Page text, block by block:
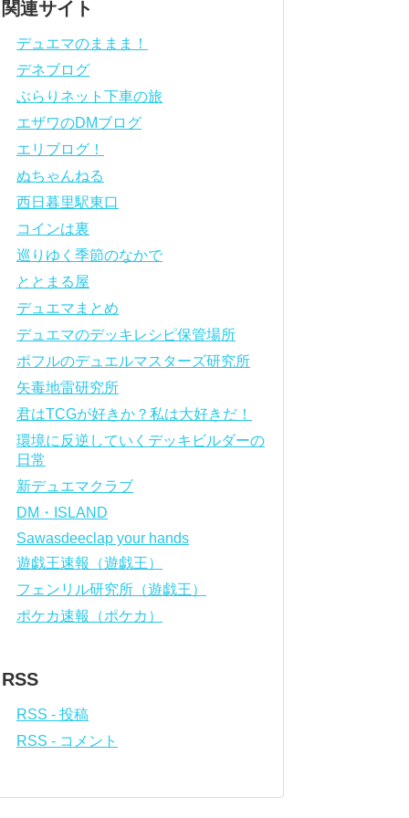
関連サイト
デュエマのままま！
デネブログ
ぶらりネット下車の旅
エザワのDMブログ
エリブログ！
ぬちゃんねる
西日暮里駅東口
コインは裏
巡りゆく季節のなかで
ととまる屋
デュエマまとめ
デュエマのデッキレシピ保管場所
ポフルのデュエルマスターズ研究所
矢毒地雷研究所
君はTCGが好きか？私は大好きだ！
環境に反逆していくデッキビルダーの
日常
新デュエマクラブ
DM・ISLAND
Sawasdeeclap your hands
遊戯王速報（遊戯王）
フェンリル研究所（遊戯王）
ポケカ速報（ポケカ）
RSS
RSS - 投稿
RSS - コメント